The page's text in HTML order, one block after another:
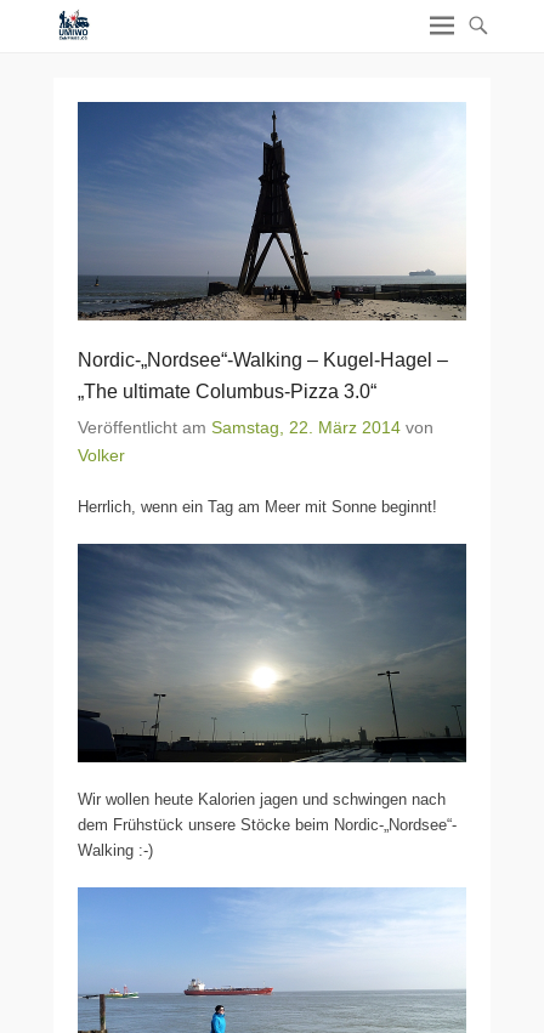
Nordic-„Nordsee“-Walking – Kugel-Hagel –
„The ultimate Columbus-Pizza 3.0“
Veröffentlicht am Samstag, 22. März 2014 von
Volker
Herrlich, wenn ein Tag am Meer mit Sonne beginnt!
Wir wollen heute Kalorien jagen und schwingen nach
dem Frühstück unsere Stöcke beim Nordic-„Nordsee“-
Walking :-)